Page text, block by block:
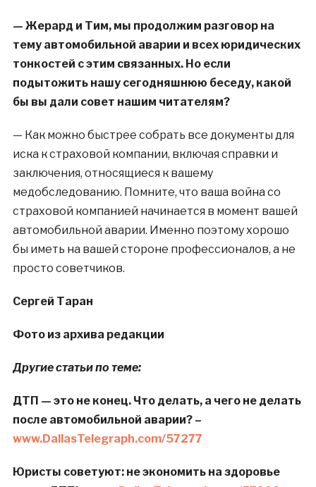
— Жерард и Тим, мы продолжим разговор на
тему автомобильной аварии и всех юридических
тонкостей с этим связанных. Но если
подытожить нашу сегодняшнюю беседу, какой
бы вы дали совет нашим читателям?
— Как можно быстрее собрать все документы для
иска к страховой компании, включая справки и
заключения, относящиеся к вашему
медобследованию. Помните, что ваша война со
страховой компанией начинается в момент вашей
автомобильной аварии. Именно поэтому хорошо
бы иметь на вашей стороне профессионалов, а не
просто советчиков.
Сергей Таран
Фото из архива редакции
Другие статьи по теме:
ДТП — это не конец. Что делать, а чего не делать
после автомобильной аварии? –
www.DallasTelegraph.com/57277
Юристы советуют: не экономить на здоровье